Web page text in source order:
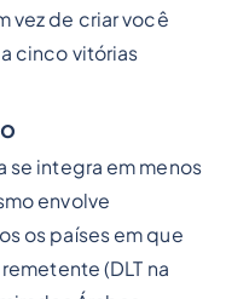
vez de criar você
cinco vitórias
se integra em menos
envolve
os países em que
(DLT na